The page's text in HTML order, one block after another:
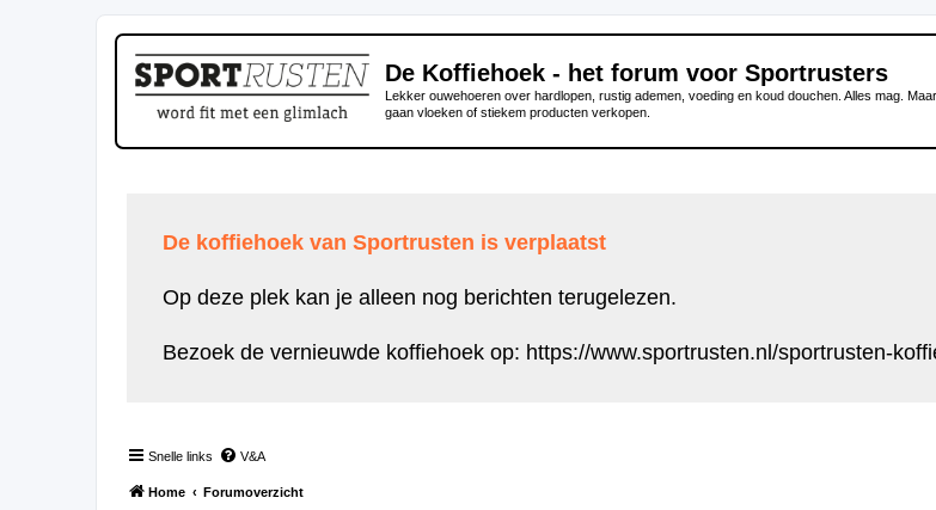
De Koffiehoek - het forum voor Sportrusters
Lekker ouwehoeren over hardlopen, rustig ademen, voeding en koud douchen. Alles mag.
gaan vloeken of stiekem producten verkopen.
De koffiehoek van Sportrusten is verplaatst
Op deze plek kan je alleen nog berichten terugelezen.
Bezoek de vernieuwde koffiehoek op: https://www.sportrusten.nl/sportrusten-
Snelle links V&A
Home Forumoverzicht